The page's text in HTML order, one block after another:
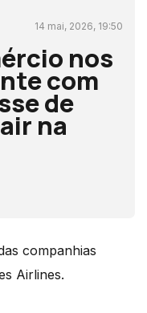
14 mai, 2026, 19:50
nos
com
de
na
companhias
Airlines.